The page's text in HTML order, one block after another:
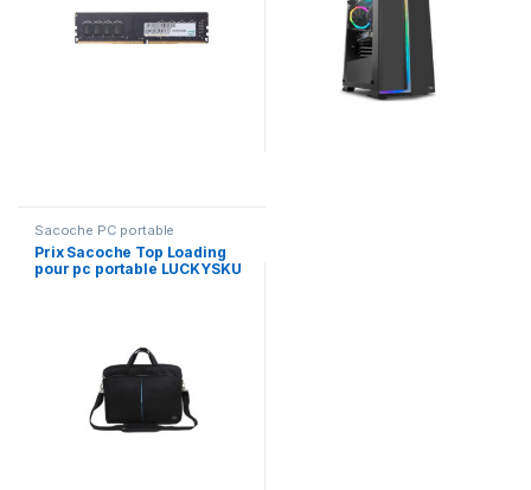
Sacoche PC portable
Prix Sacoche Top Loading
pour pc portable LUCKYSKU